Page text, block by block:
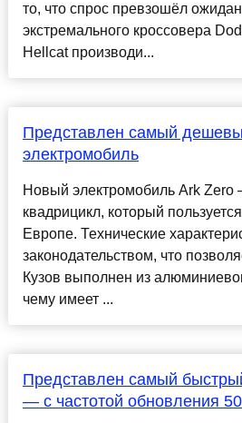
то, что спрос превзошёл
экстремального кроссовера
Hellcat производи...
Представлен самый
электромобиль
Новый электромобиль Ark Zero
квадрицикл, который
Европе. Технические
законодательством, что
Кузов выполнен из
чему имеет ...
Представлен самый
— с частотой обновления